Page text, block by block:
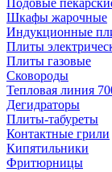
Подовые
Шкафы жарочные
Индукционные
Плиты
Плиты газовые
Сковороды
Тепловая линия
Дегидраторы
Плиты-табуреты
Контактные грили
Кипятильники
Фритюрницы